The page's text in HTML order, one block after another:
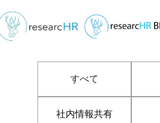
すべて
社内情報共有